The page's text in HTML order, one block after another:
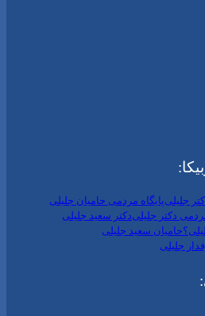
جلیلیپایگاه مردمی حامیان جلیلی
دکتر جلیلیدکتر سعید جلیلی
حامیان سعید جلیلی
جلیلی